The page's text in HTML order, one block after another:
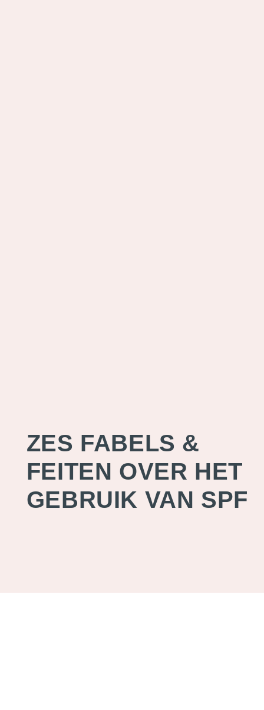
ZES FABELS &
FEITEN OVER HET
GEBRUIK VAN SPF